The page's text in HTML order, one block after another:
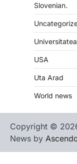
Slovenian.
USA
Uta Arad
World news
Copyright ©
News by